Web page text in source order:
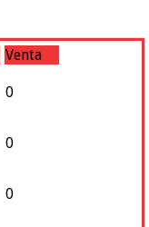
Venta
0
0
0